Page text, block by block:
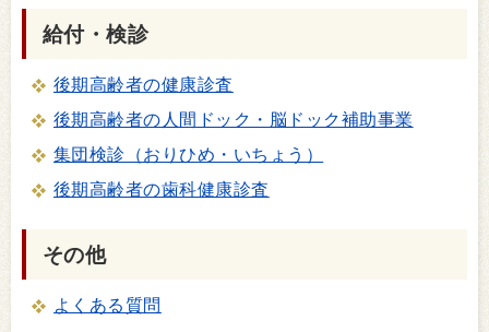
給付・検診
後期高齢者の健康診査
後期高齢者の人間ドック・脳ドック補助事業
集団検診（おりひめ・いちょう）
後期高齢者の歯科健康診査
その他
よくある質問